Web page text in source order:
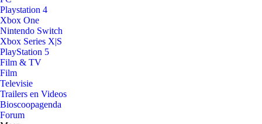
Playstation 4
Xbox One
Nintendo Switch
Xbox Series X|S
PlayStation 5
Film & TV
Film
Televisie
Trailers en Videos
Bioscoopagenda
Forum